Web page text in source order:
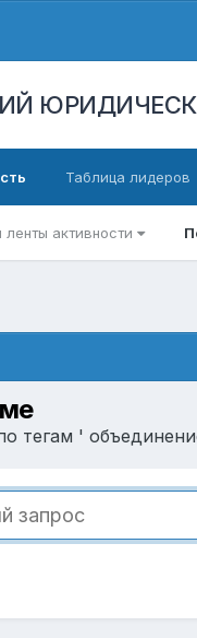
активности
Таблица лидеров
тегам '